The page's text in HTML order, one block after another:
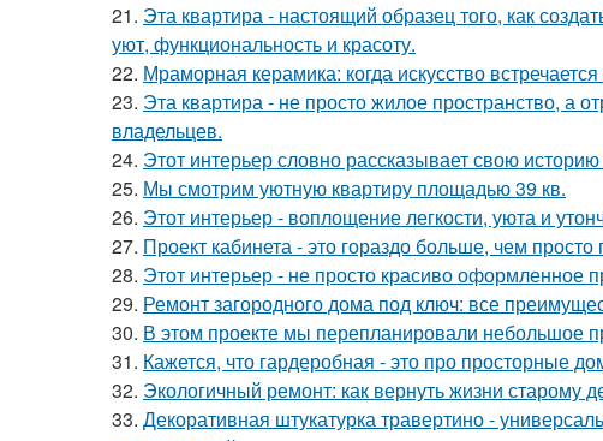
21. Эта квартира - настоящий образец того, как
уют, функциональность и красоту.
22. Мраморная керамика: когда искусство
23. Эта квартира - не просто жилое пространство, а
владельцев.
24. Этот интерьер словно рассказывает свою
25. Мы смотрим уютную квартиру площадью 39 кв.
26. Этот интерьер - воплощение легкости, уюта и
27. Проект кабинета - это гораздо больше, чем
28. Этот интерьер - не просто красиво оформленное
29. Ремонт загородного дома под ключ: все
30. В этом проекте мы перепланировали небольшое
31. Кажется, что гардеробная - это про просторные
32. Экологичный ремонт: как вернуть жизни старому
33. Декоративная штукатурка травертино -